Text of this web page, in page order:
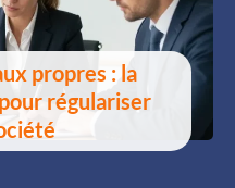
propres : la
régulariser